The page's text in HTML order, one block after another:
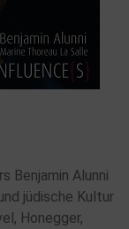
Benjamin Alunni
jüdische Kultur
Honegger,